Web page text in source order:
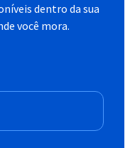
dentro da sua
você mora.